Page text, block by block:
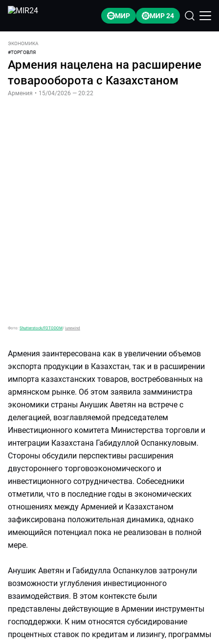
МИР МИР 24
ЭКОНОМИКА
#ТОРГОВЛЯ
Армения нацелена на расширение
товарооборота с Казахстаном
Армения • 15/04/2026 — 20:22
Фото: Shutterstock/FOTODOM/ iunewind
Армения заинтересована как в увеличении объемов
экспорта продукции в Казахстан, так и в расширении
импорта казахстанских товаров, востребованных на
армянском рынке. Об этом заявила замминистра
экономики страны Анушик Аветян на встрече с
делегацией, возглавляемой председателем
Инвестиционного комитета Министерства торговли и
интеграции Казахстана Габидуллой Оспанкуловым.
Стороны обсудили перспективы расширения
двустороннего торгово­экономического и
инвестиционного сотрудничества. Собеседники
отметили, что в последние годы в экономических
отношениях между Арменией и Казахстаном
зафиксирована положительная динамика, однако
имеющийся потенциал пока не реализован в полной
мере.
Анушик Аветян и Габидулла Оспанкулов затронули
возможности углубления инвестиционного
взаимодействия. В этом контексте были
представлены действующие в Армении инструменты
господдержки. К ним относятся субсидирование
процентных ставок по кредитам и лизингу, программы